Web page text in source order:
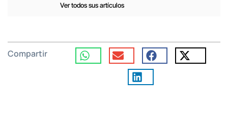
Ver todos sus artículos
Compartir